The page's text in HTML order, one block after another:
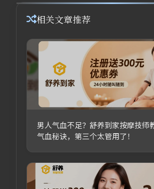
相关文章推荐
男人气血不足？舒养到家按摩技师
气血秘诀，第三个太管用了！